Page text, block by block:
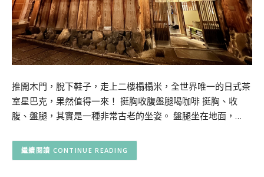
推開木門，脫下鞋子，走上二樓榻榻米，全世界唯一的日式茶
室星巴克，果然值得一來！ 挺胸收腹盤腿喝咖啡 挺胸、收
腹、盤腿，其實是一種非常古老的坐姿。 盤腿坐在地面，…
CONTINUE READING